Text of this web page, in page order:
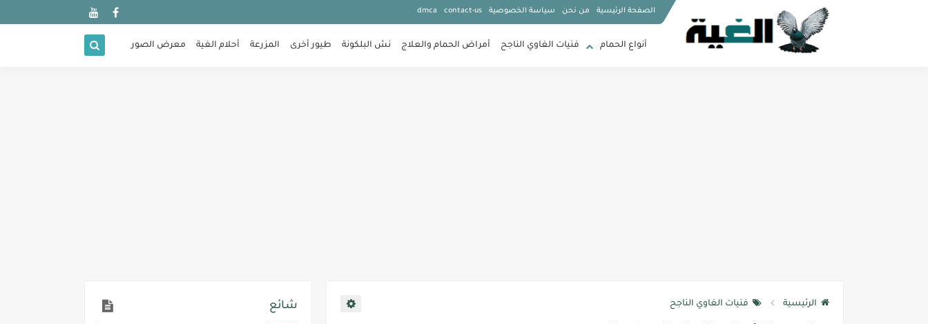
الصفحة الرئيسية من نحن سياسة الخصوصية contact-us
dmca
أنواع الحمام فنيات الغاوي الناجح أمراض الحمام والعلاج نش البلكونة طيور أخرى المزرعة أحلام الغية معرض الصور
الرئيسية فنيات الغاوي الناجح شائع